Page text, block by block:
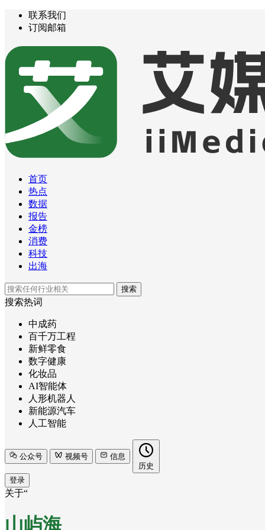
联系我们
订阅邮箱
首页
热点
数据
报告
金榜
消费
科技
出海
搜索
搜索热词
中成药
百千万工程
新鲜零食
数字健康
化妆品
AI智能体
人形机器人
新能源汽车
人工智能
公众号 视频号
信息
历史
登录
关于“
山屿海